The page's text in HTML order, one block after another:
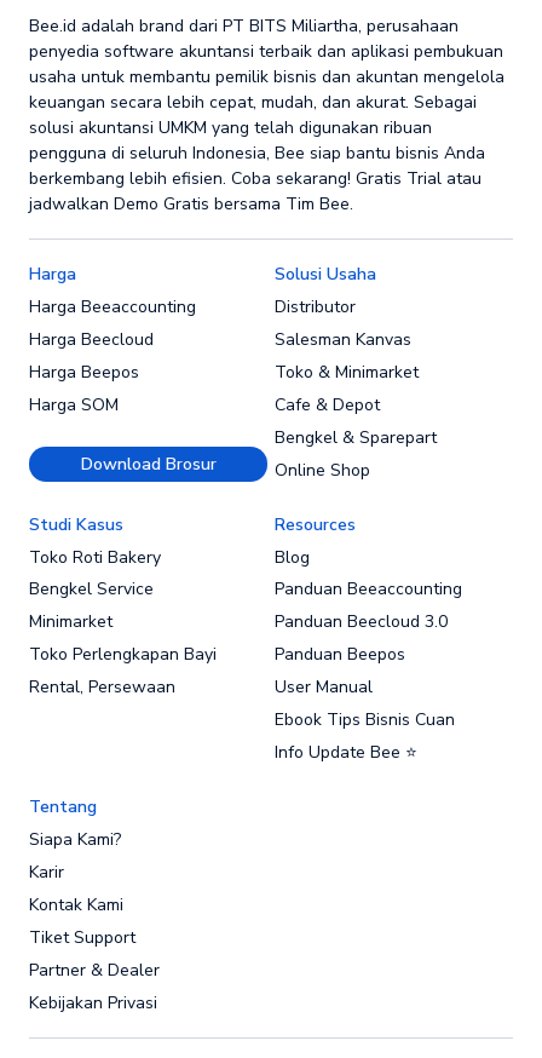
Bee.id adalah brand dari PT BITS Miliartha, perusahaan
penyedia software akuntansi terbaik dan aplikasi pembukuan
usaha untuk membantu pemilik bisnis dan akuntan mengelola
keuangan secara lebih cepat, mudah, dan akurat. Sebagai
solusi akuntansi UMKM yang telah digunakan ribuan
pengguna di seluruh Indonesia, Bee siap bantu bisnis Anda
berkembang lebih efisien. Coba sekarang! Gratis Trial atau
jadwalkan Demo Gratis bersama Tim Bee.
Harga
Harga Beeaccounting
Harga Beecloud
Harga Beepos
Harga SOM
Download Brosur
Solusi Usaha
Distributor
Salesman Kanvas
Toko & Minimarket
Cafe & Depot
Bengkel & Sparepart
Online Shop
Studi Kasus
Toko Roti Bakery
Bengkel Service
Minimarket
Toko Perlengkapan Bayi
Rental, Persewaan
Resources
Blog
Panduan Beeaccounting
Panduan Beecloud 3.0
Panduan Beepos
User Manual
Ebook Tips Bisnis Cuan
Info Update Bee ⭐
Tentang
Siapa Kami?
Karir
Kontak Kami
Tiket Support
Partner & Dealer
Kebijakan Privasi